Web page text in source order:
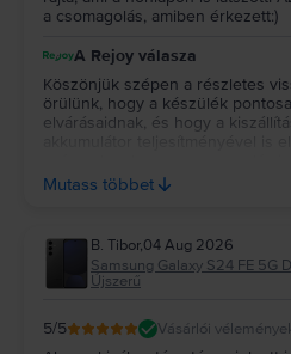
a csomagolás, amiben érkezett:)
A Rejoy válasza
Köszönjük szépen a részletes
örülünk, hogy a készülék
elvárásaidnak, és hogy a
✨ Köszönjük a bizalmadat és az
Mutass többet
B. Tibor,04 Aug 2026
Samsung Galaxy S24 FE 5G
Újszerű
5/5 Vásárlói